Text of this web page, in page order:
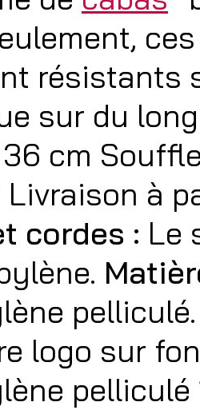
sur du
cm
Livraison à
cordes : Le
logo sur